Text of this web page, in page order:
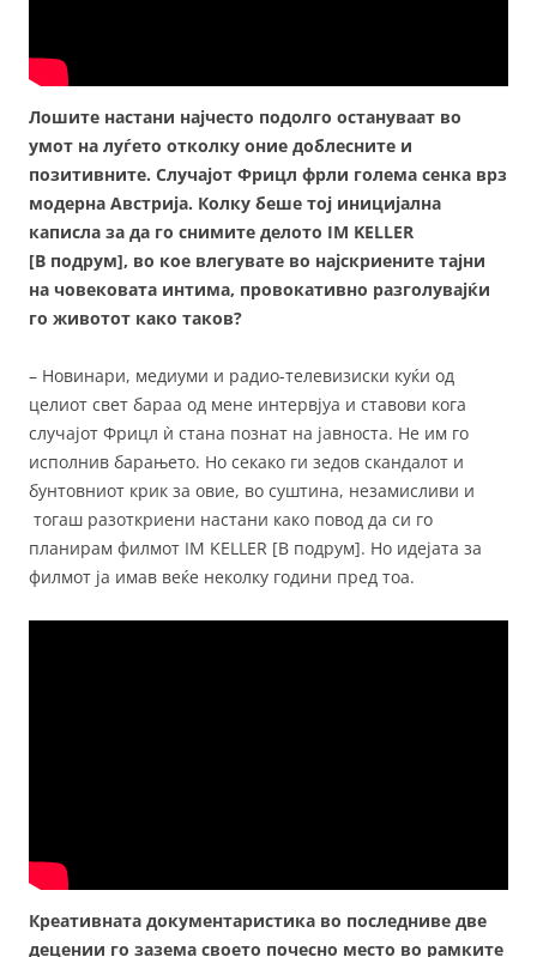
Лошите настани најчесто подолго остануваат во
умот на луѓето отколку оние доблесните и
позитивните. Случајот Фрицл фрли голема сенка врз
модерна Австрија. Колку беше тој иницијална
каписла за да го снимите делото IM KELLER
[В подрум], во кое влегувате во најскриените тајни
на човековата интима, провокативно разголувајќи
го животот како таков?
– Новинари, медиуми и радио-телевизиски куќи од
целиот свет бараа од мене интервјуа и ставови кога
случајот Фрицл ѝ стана познат на јавноста. Не им го
исполнив барањето. Но секако ги зедов скандалот и
бунтовниот крик за овие, во суштина, незамисливи и
тогаш разоткриени настани како повод да си го
планирам филмот IM KELLER [В подрум]. Но идејата за
филмот ја имав веќе неколку години пред тоа.
Креативната документаристика во последниве две
децении го зазема своето почесно место во рамките